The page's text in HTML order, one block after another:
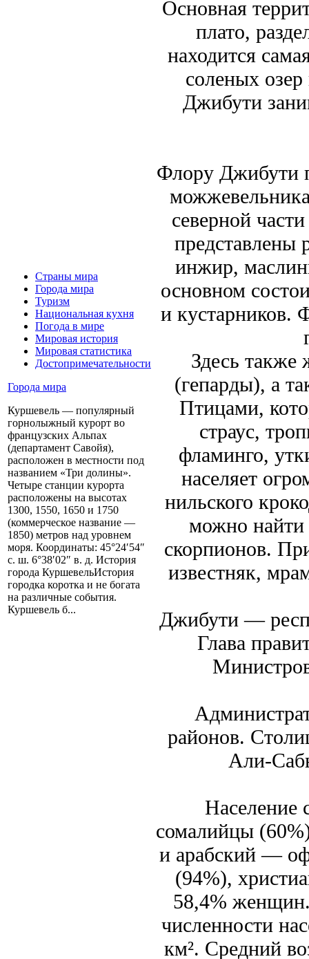
Страны мира
Города мира
Туризм
Национальная кухня
Погода в мире
Мировая история
Мировая статистика
Достопримечательности
Города мира
Куршевель — популярный
горнолыжный курорт во
французских Альпах
(департамент Савойя),
расположен в местности под
названием «Три долины».
Четыре станции курорта
расположены на высотах
1300, 1550, 1650 и 1750
(коммерческое название —
1850) метров над уровнем
моря. Координаты: 45°24′54″
с. ш. 6°38′02″ в. д. История
города КуршевельИстория
городка коротка и не богата
на различные события.
Куршевель б...
Основная
плато,
находится
соленых
Джибути
Флору Джибути
северной
представлены
инжир,
основном
и кустарников.
Здесь также
(гепарды), а
Птицами,
страус,
фламинго,
населяет
нильского
можно найти
скорпионов.
известняк,
Джибути —
Глава
районов.
Али-
Население
сомалийцы
и арабский —
(94%),
58,4% женщин.
численности
км². Средний